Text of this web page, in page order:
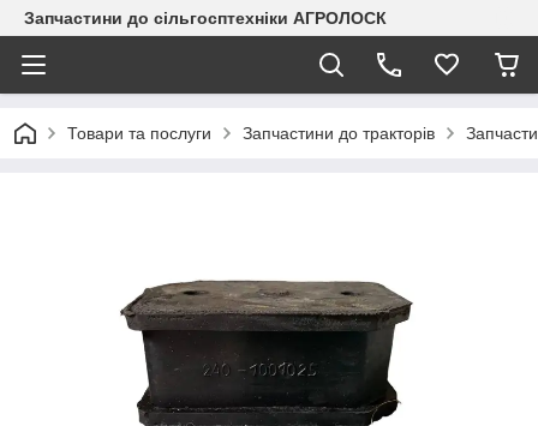
Запчастини до сільгосптехніки АГРОЛОСК
Товари та послуги Запчастини до тракторів